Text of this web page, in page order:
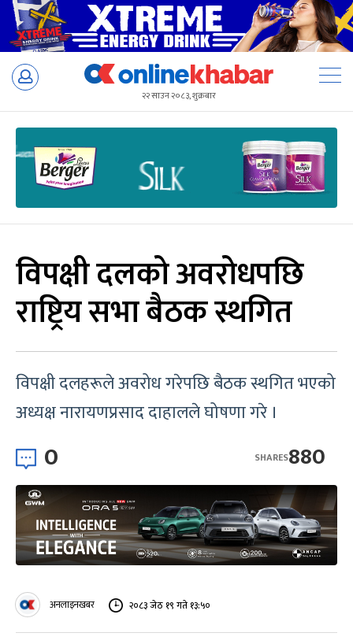
Skip
२२ साउन २०८३, शुक्रबार
विपक्षी दलको अवरोधपछि
राष्ट्रिय सभा बैठक स्थगित
विपक्षी दलहरूले अवरोध गरेपछि बैठक स्थगित भएको
अध्यक्ष नारायणप्रसाद दाहालले घोषणा गरे ।
0 880
SHARES
अनलाइनखबर २०८३ जेठ १९ गते १३:५०